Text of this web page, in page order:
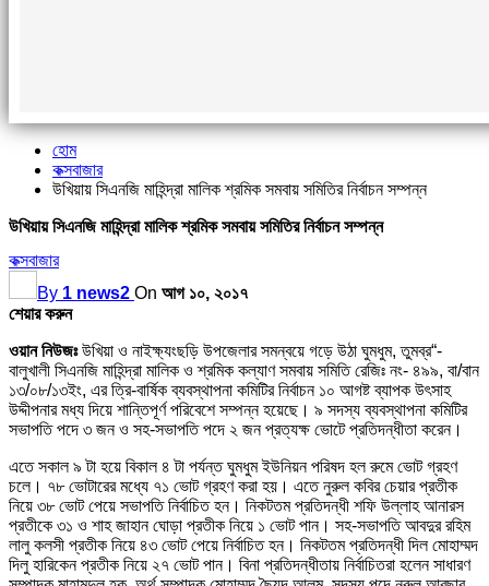
হোম
কক্সবাজার
উখিয়ায় সিএনজি মাহিন্দ্রা মালিক শ্রমিক সমবায় সমিতির নির্বাচন সম্পন্ন
উখিয়ায় সিএনজি মাহিন্দ্রা মালিক শ্রমিক সমবায় সমিতির নির্বাচন সম্পন্ন
কক্সবাজার
By 1 news2 On আগ ১০, ২০১৭
শেয়ার করুন
ওয়ান নিউজঃউখিয়া ও নাইক্ষ্যংছড়ি উপজেলার সমন্বয়ে গড়ে উঠা ঘুমধুম, তুমব্র“-
বালুখালী সিএনজি মাহিন্দ্রা মালিক ও শ্রমিক কল্যাণ সমবায় সমিতি রেজিঃ নং- ৪৯৯, বা/বান
১৩/০৮/১৩ইং, এর ত্রি-বার্ষিক ব্যবস্থাপনা কমিটির নির্বাচন ১০ আগষ্ট ব্যাপক উৎসাহ
উদ্দীপনার মধ্য দিয়ে শান্তিপূর্ণ পরিবেশে সম্পন্ন হয়েছে। ৯ সদস্য ব্যবস্থাপনা কমিটির
সভাপতি পদে ৩ জন ও সহ-সভাপতি পদে ২ জন প্রত্যক্ষ ভোটে প্রতিদন্ধীতা করেন।
এতে সকাল ৯ টা হয়ে বিকাল ৪ টা পর্যন্ত ঘুমধুম ইউনিয়ন পরিষদ হল রুমে ভোট গ্রহণ
চলে। ৭৮ ভোটারের মধ্যে ৭১ ভোট গ্রহণ করা হয়। এতে নুরুল কবির চেয়ার প্রতীক
নিয়ে ৩৮ ভোট পেয়ে সভাপতি নির্বাচিত হন। নিকটতম প্রতিদন্ধী শফি উল্লাহ আনারস
প্রতীকে ৩১ ও শাহ জাহান ঘোড়া প্রতীক নিয়ে ১ ভোট পান। সহ-সভাপতি আবদুর রহিম
লালু কলসী প্রতীক নিয়ে ৪৩ ভোট পেয়ে নির্বাচিত হন। নিকটতম প্রতিদন্ধী দিল মোহাম্মদ
দিলু হারিকেন প্রতীক নিয়ে ২৭ ভোট পান। বিনা প্রতিদন্ধীতায় নির্বাচিতরা হলেন সাধারণ